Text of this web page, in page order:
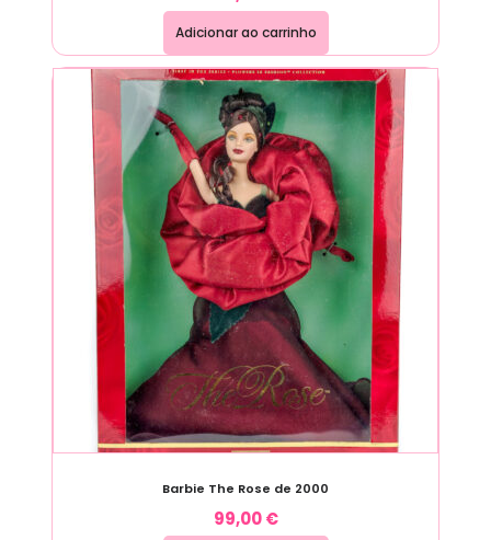
Adicionar ao carrinho
Barbie The Rose de 2000
99,00€